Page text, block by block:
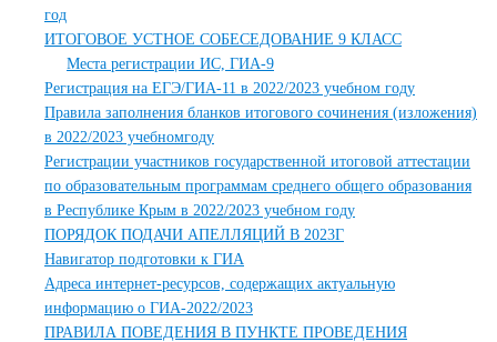
год
ИТОГОВОЕ УСТНОЕ СОБЕСЕДОВАНИЕ 9 КЛАСС
Места регистрации ИС, ГИА-9
Регистрация на ЕГЭ/ГИА-11 в 2022/2023 учебном году
Правила заполнения бланков итогового сочинения (изложения)
в 2022/2023 учебномгоду
Регистрации участников государственной итоговой аттестации
по образовательным программам среднего общего образования
в Республике Крым в 2022/2023 учебном году
ПОРЯДОК ПОДАЧИ АПЕЛЛЯЦИЙ В 2023Г
Навигатор подготовки к ГИА
Адреса интернет-ресурсов, содержащих актуальную
информацию о ГИА-2022/2023
ПРАВИЛА ПОВЕДЕНИЯ В ПУНКТЕ ПРОВЕДЕНИЯ